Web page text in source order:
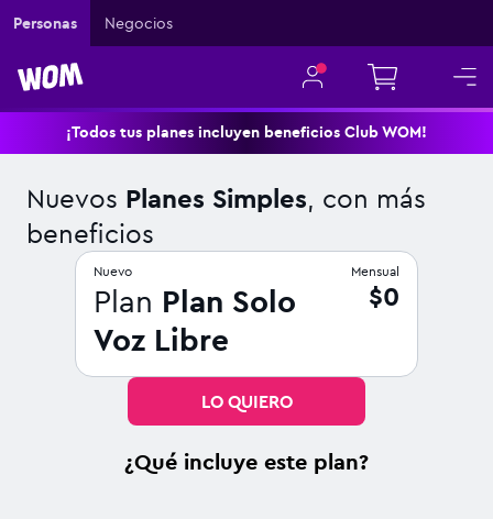
Personas Negocios
¡Todos tus planes incluyen beneficios Club WOM!
Nuevos Planes Simples, con más
beneficios
Nuevo
Plan Plan Solo
Voz Libre
Mensual
$0
LO QUIERO
¿Qué incluye este plan?